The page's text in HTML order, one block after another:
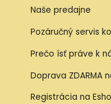
Naše predajne
Pozáručný servis
Prečo ísť práve k
Doprava ZDARMA
Registrácia na